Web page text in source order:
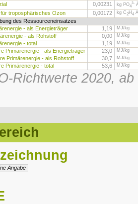
0,00231 kg PO4
3-
troposphärisches Ozon 0,00172 kg C2H 4
des Ressourceneinsatzes
- als Energieträger 1,19 MJ/kg
- als Rohstoff 0,00 MJ/kg
- total 1,19 MJ/kg
Primärenergie - als Energieträger 23,0 MJ/kg
Primärenergie - als Rohstoff 30,7 MJ/kg
Primärenergie - total 53,6 MJ/kg
Richtwerte 2020,
Angabe